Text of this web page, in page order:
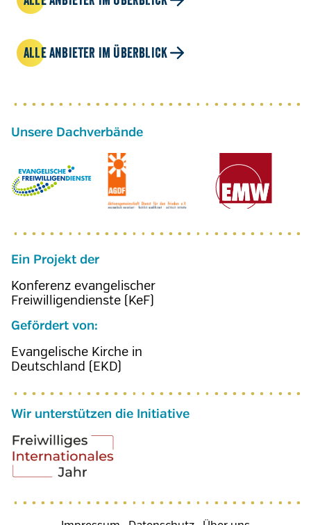
ALLE ANBIETER IM ÜBERBLICK
Ein Projekt der
Konferenz evangelischer
Freiwilligendienste (KeF)
Gefördert von:
Evangelische Kirche in
Deutschland (EKD)
Wir unterstützen die Initiative